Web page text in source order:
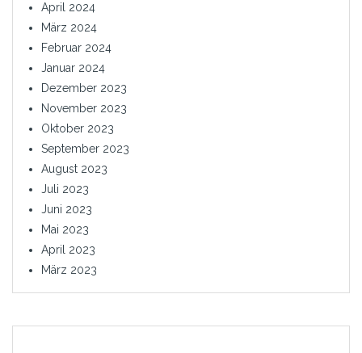
April 2024
März 2024
Februar 2024
Januar 2024
Dezember 2023
November 2023
Oktober 2023
September 2023
August 2023
Juli 2023
Juni 2023
Mai 2023
April 2023
März 2023